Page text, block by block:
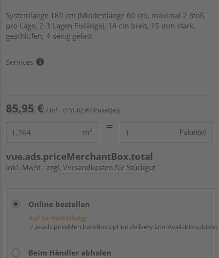
Systemlänge 180 cm (Mindestlänge 60 cm, maximal 2 Stoß
pro Lage, 2-3 Lagen Fixlänge), 14 cm breit, 15 mm stark,
geschliffen, 4-seitig gefast
Services
85,95 € / m² (151,62 € / Paket(e))
m² Paket(e)
vue.ads.priceMerchantBox.total
inkl. MwSt. zzgl. Versandkosten für Stückgut
Online bestellen
Auf Vorbestellung:
vue.ads.priceMerchantBox.option.delivery.laterAvailable.subtext
Beim Händler abholen